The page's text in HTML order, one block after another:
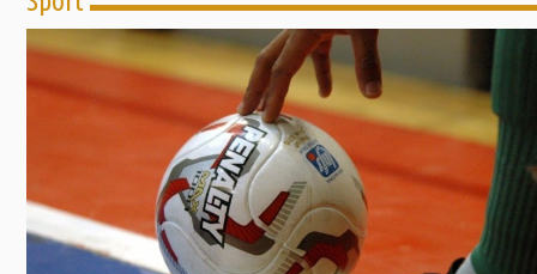
Mozi
Színház/Tánc
Előadás/Kiállítás
Gyerekeknek
Sport
Szent
Zsidó
most
Sport és
Egyéb
Röplabda